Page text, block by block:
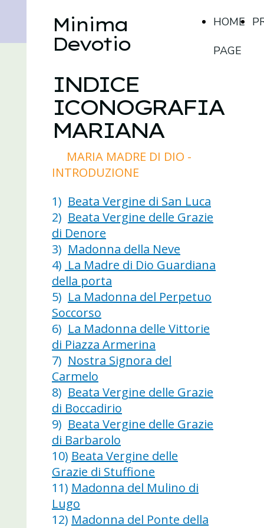
HOME
PAGE
Minima
Devotio
INDICE
ICONOGRAFIA
MARIANA
MARIA MADRE DI DIO -
INTRODUZIONE
1) Beata Vergine di San Luca
2) Beata Vergine delle Grazie
di Denore
3) Madonna della Neve
4) La Madre di Dio Guardiana
della porta
5) La Madonna del Perpetuo
Soccorso
6) La Madonna delle Vittorie
di Piazza Armerina
7) Nostra Signora del
Carmelo
8) Beata Vergine delle Grazie
di Boccadirio
9) Beata Vergine delle Grazie
di Barbarolo
10) Beata Vergine delle
Grazie di Stuffione
11) Madonna del Mulino di
Lugo
12) Madonna del Ponte della